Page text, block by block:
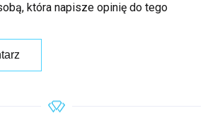
która napisze opinię do tego